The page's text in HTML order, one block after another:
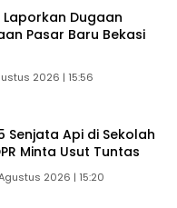
Dugaan
Pasar Baru Bekasi
2026 | 15:56
Senjata Api di Sekolah
Minta Usut Tuntas
2026 | 15:20